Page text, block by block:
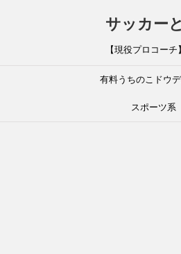
サッカー
【現役プロコー
有料うちのこドウ
スポーツ系